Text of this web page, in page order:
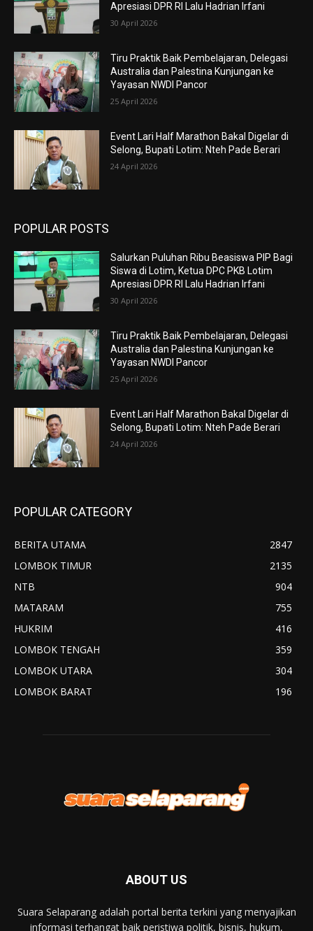
Apresiasi DPR RI Lalu Hadrian Irfani
30 April 2026
Tiru Praktik Baik Pembelajaran, Delegasi
Australia dan Palestina Kunjungan ke
Yayasan NWDI Pancor
25 April 2026
Event Lari Half Marathon Bakal Digelar di
Selong, Bupati Lotim: Nteh Pade Berari
24 April 2026
POPULAR POSTS
Salurkan Puluhan Ribu Beasiswa PIP Bagi
Siswa di Lotim, Ketua DPC PKB Lotim
Apresiasi DPR RI Lalu Hadrian Irfani
30 April 2026
Tiru Praktik Baik Pembelajaran, Delegasi
Australia dan Palestina Kunjungan ke
Yayasan NWDI Pancor
25 April 2026
Event Lari Half Marathon Bakal Digelar di
Selong, Bupati Lotim: Nteh Pade Berari
24 April 2026
POPULAR CATEGORY
BERITA UTAMA
2847
LOMBOK TIMUR
2135
NTB
904
MATARAM
755
HUKRIM
416
LOMBOK TENGAH
359
LOMBOK UTARA
304
LOMBOK BARAT
196
ABOUT US
Suara Selaparang adalah portal berita terkini yang menyajikan
informasi terhangat baik peristiwa politik, bisnis, hukum,